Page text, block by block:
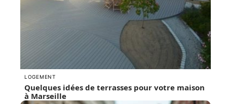
LOGEMENT
Quelques idées de terrasses pour votre maison
à Marseille